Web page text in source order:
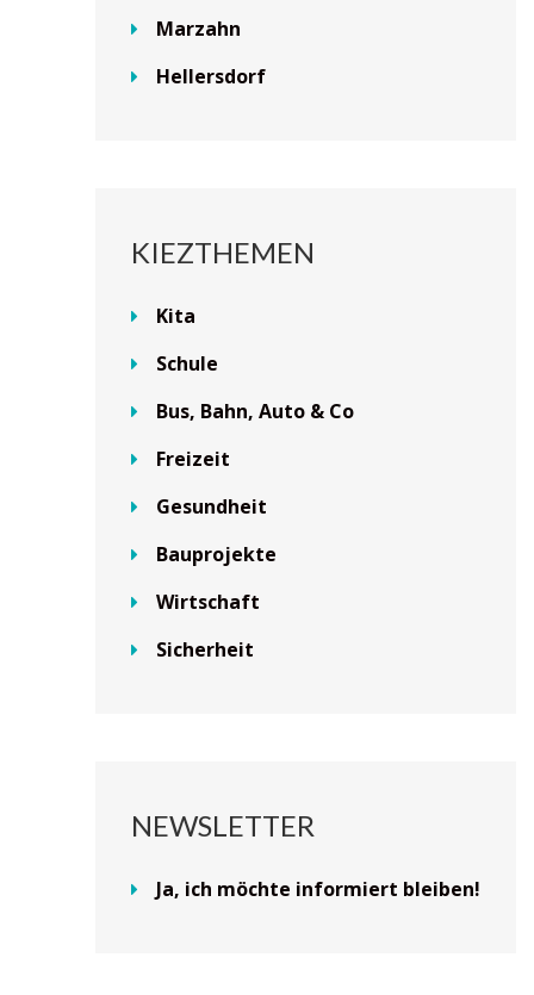
Marzahn
Hellersdorf
KIEZTHEMEN
Kita
Schule
Bus, Bahn, Auto & Co
Freizeit
Gesundheit
Bauprojekte
Wirtschaft
Sicherheit
NEWSLETTER
Ja, ich möchte informiert bleiben!